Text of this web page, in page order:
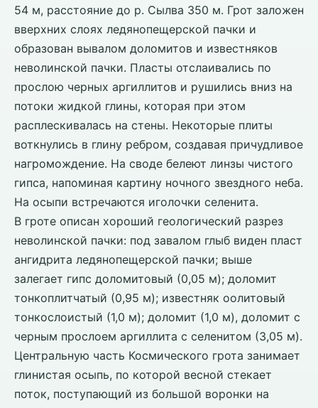
54 м, расстояние до р. Сылва 350 м. Грот заложен
вверхних слоях ледянопещерской пачки и
образован вывалом доломитов и известняков
неволинской пачки. Пласты отслаивались по
прослою черных аргиллитов и рушились вниз на
потоки жидкой глины, которая при этом
расплескивалась на стены. Некоторые плиты
воткнулись в глину ребром, создавая причудливое
нагромождение. На своде белеют линзы чистого
гипса, напоминая картину ночного звездного неба.
На осыпи встречаются иголочки селенита.
В гроте описан хороший геологический разрез
неволинской пачки: под завалом глыб виден пласт
ангидрита ледянопещерской пачки; выше
залегает гипс доломитовый (0,05 м); доломит
тонкоплитчатый (0,95 м); известняк оолитовый
тонкослоистый (1,0 м); доломит (1,0 м), доломит с
черным прослоем аргиллита с селенитом (3,05 м).
Центральную часть Космического грота занимает
глинистая осыпь, по которой весной стекает
поток, поступающий из большой воронки на